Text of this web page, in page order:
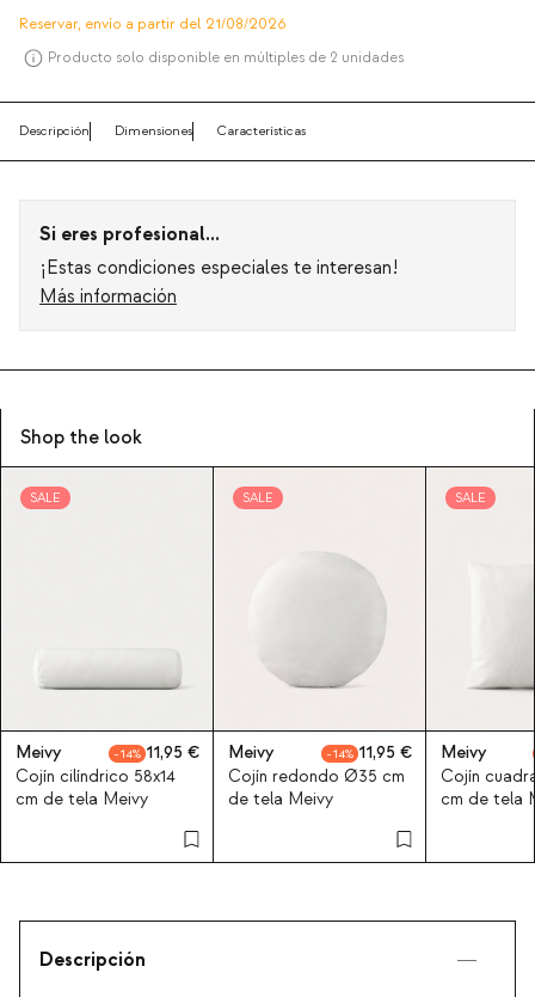
Reservar, envío a partir del 21/08/2026
Producto solo disponible en múltiples de 2 unidades
Descripción Dimensiones Características
Si eres profesional...
¡Estas condiciones especiales te interesan!
Más información
Shop the look
SALE
Meivy 14
11,95
Cojín cilíndrico 58x14
cm de tela Meivy
SALE
Meivy 14
11,95
Cojín redondo Ø35 cm
de tela Meivy
SALE
Meivy
Cojín
cm de tela
Descripción